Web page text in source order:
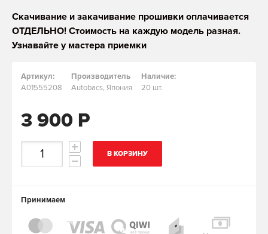
Скачивание и закачивание прошивки оплачивается
ОТДЕЛЬНО! Стоимость на каждую модель разная.
Узнавайте у мастера приемки
Артикул:
A01555208
Производитель
Autobacs, Япония
Наличие:
20 шт.
3 900 Р
В КОРЗИНУ
Принимаем